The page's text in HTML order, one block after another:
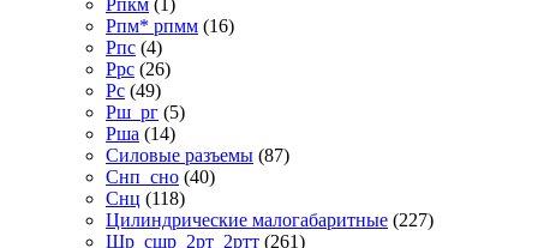
Рпм* рпмм (16)
Рпс (4)
Ррс (26)
Рс (49)
Рш_рг (5)
Рша (14)
Силовые разъемы (87)
Снп_сно (40)
Снц (118)
Цилиндрические малогабаритные (227)
Шр_сшр_2рт_2ртт (261)